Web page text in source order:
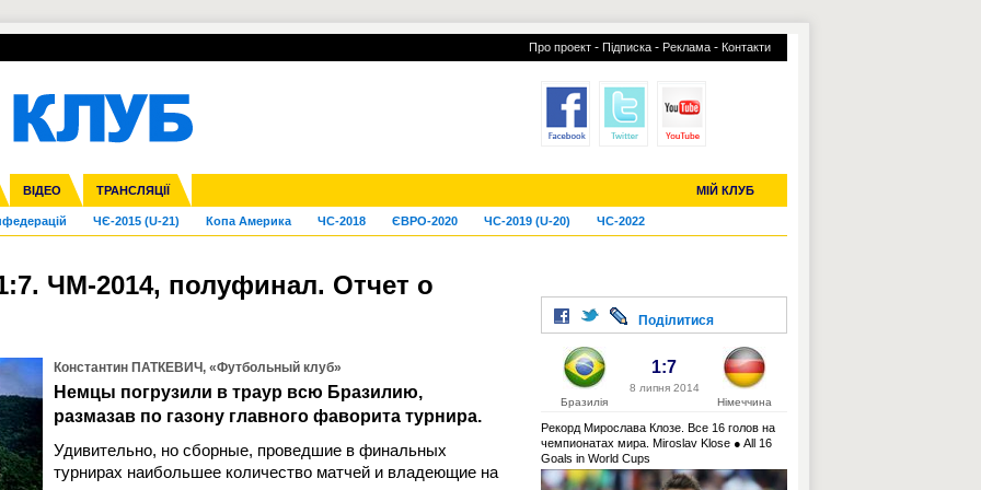
Про проект - Підписка - Реклама - Контакти
ВІДЕО ТРАНСЛЯЦІЇ МІЙ КЛУБ
ліга Кубок України Молодіжка
Ліга націй Ліга конференцій
Франція Інші
ЧЄ-2015 (U-21) Копа Америка ЧС-2018 ЄВРО-2020 ЧС-2019 (U-20) ЧС-2022
УПЛ-ПЕРЕХОДИ УСІ ТРАНСФЕРИ
ЧМ-2014, полуфинал. Отчет о
Константин ПАТКЕВИЧ, «Футбольный клуб»
Немцы погрузили в траур всю Бразилию,
размазав по газону главного фаворита турнира.
Удивительно, но сборные, проведшие в финальных
турнирах наибольшее количество матчей и владеющие на
Поділитися
Бразилія
1:7
8 липня 2014
Німеччина
Рекорд Мирослава Клозе. Все 16 голов на
чемпионатах мира. Miroslav Klose ● All 16
Goals in World Cups